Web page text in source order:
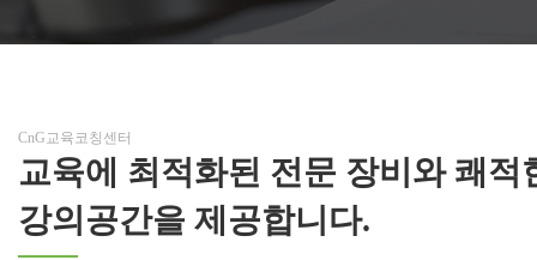
CnG교육코칭센터
교육에 최적화된 전문 장비와 쾌적
강의공간을 제공합니다.